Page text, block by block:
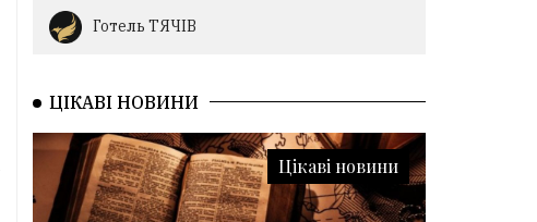
Готель ТЯЧІВ
ЦІКАВІ НОВИНИ
Цікаві новини